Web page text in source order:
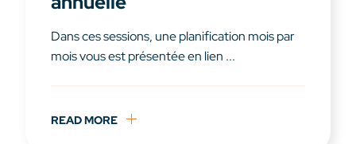
Dans ces sessions, une planification mois par
mois vous est présentée en lien ...
READ MORE